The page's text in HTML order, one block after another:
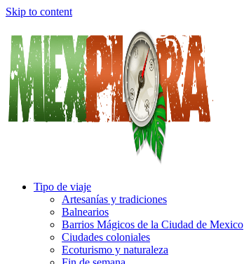
Skip to content
Tipo de viaje
Artesanías y tradiciones
Balnearios
Barrios Mágicos de la Ciudad de Mexico
Ciudades coloniales
Ecoturismo y naturaleza